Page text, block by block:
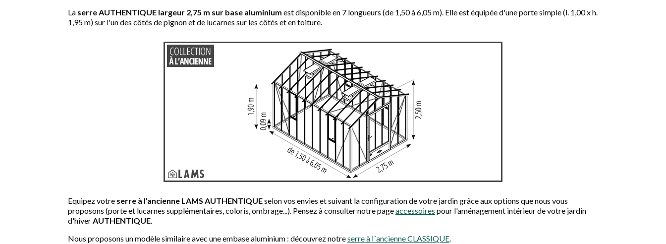
La serre AUTHENTIQUE largeur 2,75 m sur base aluminium est disponible en 7 longueurs (de 1,50 à 6,05 m). Elle est équipée d'une porte simple (l. 1,00 x h.
1,95 m) sur l'un des côtés de pignon et de lucarnes sur les côtés et en toiture.
Equipez votre serre à l'ancienne LAMS AUTHENTIQUEselon vos envies et suivant la configuration de votre jardin grâce aux options que nous vous
proposons (porte et lucarnes supplémentaires, coloris, ombrage...). Pensez à consulter notre pageaccessoires pour l'aménagement intérieur de votre jardin
d'hiverAUTHENTIQUE.
Nous proposons un modèle similaire avec une embase aluminium : découvrez notreserre à l´ancienne CLASSIQUE.